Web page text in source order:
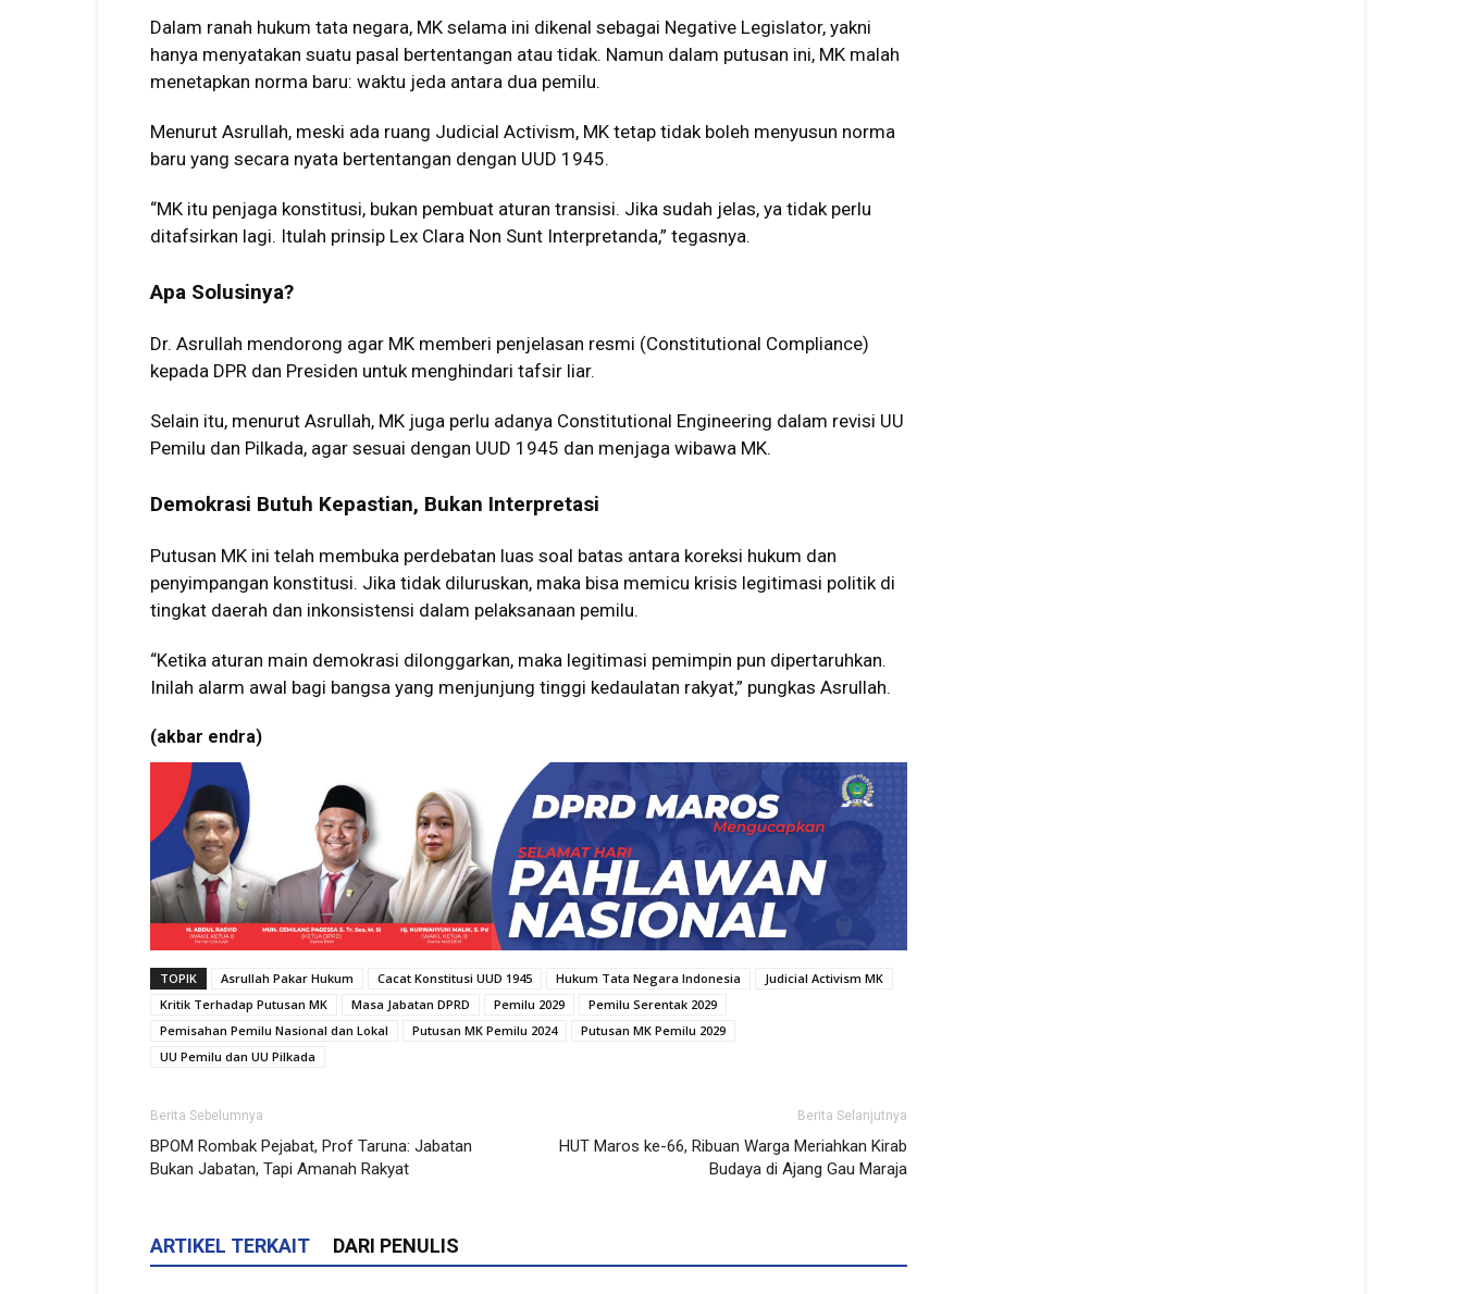
Dalam ranah hukum tata negara, MK selama ini dikenal sebagai Negative Legislator, yakni
hanya menyatakan suatu pasal bertentangan atau tidak. Namun dalam putusan ini, MK malah
menetapkan norma baru: waktu jeda antara dua pemilu.
Menurut Asrullah, meski ada ruang Judicial Activism, MK tetap tidak boleh menyusun norma
baru yang secara nyata bertentangan dengan UUD 1945.
“MK itu penjaga konstitusi, bukan pembuat aturan transisi. Jika sudah jelas, ya tidak perlu
ditafsirkan lagi. Itulah prinsip Lex Clara Non Sunt Interpretanda,” tegasnya.
Apa Solusinya?
Dr. Asrullah mendorong agar MK memberi penjelasan resmi (Constitutional Compliance)
kepada DPR dan Presiden untuk menghindari tafsir liar.
Selain itu, menurut Asrullah, MK juga perlu adanya Constitutional Engineering dalam revisi UU
Pemilu dan Pilkada, agar sesuai dengan UUD 1945 dan menjaga wibawa MK.
Demokrasi Butuh Kepastian, Bukan Interpretasi
Putusan MK ini telah membuka perdebatan luas soal batas antara koreksi hukum dan
penyimpangan konstitusi. Jika tidak diluruskan, maka bisa memicu krisis legitimasi politik di
tingkat daerah dan inkonsistensi dalam pelaksanaan pemilu.
“Ketika aturan main demokrasi dilonggarkan, maka legitimasi pemimpin pun dipertaruhkan.
Inilah alarm awal bagi bangsa yang menjunjung tinggi kedaulatan rakyat,” pungkas Asrullah.
(akbar endra)
TOPIK Asrullah Pakar Hukum Cacat Konstitusi UUD 1945 Hukum Tata Negara Indonesia
Judicial Activism MK
Kritik Terhadap Putusan MK
Masa Jabatan DPRD Pemilu 2029
Pemilu Serentak 2029
Pemisahan Pemilu Nasional dan Lokal
Putusan MK Pemilu 2024
Putusan MK Pemilu 2029
UU Pemilu dan UU Pilkada
Berita Sebelumnya
BPOM Rombak Pejabat, Prof Taruna: Jabatan
Bukan Jabatan, Tapi Amanah Rakyat
Berita Selanjutnya
HUT Maros ke-66, Ribuan Warga Meriahkan Kirab
Budaya di Ajang Gau Maraja
ARTIKEL TERKAIT DARI PENULIS